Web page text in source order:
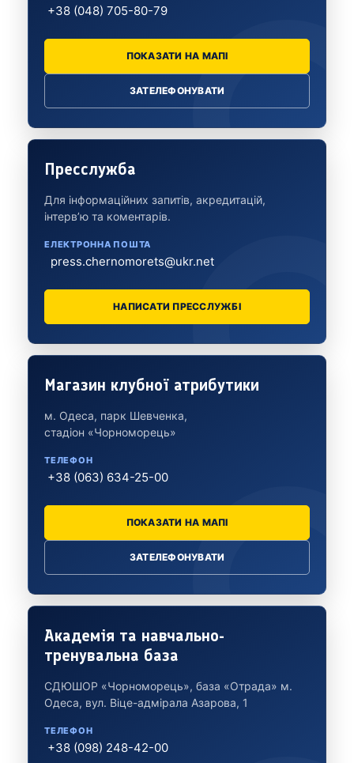
+38 (048) 705-80-79
ПОКАЗАТИ НА МАПІ
ЗАТЕЛЕФОНУВАТИ
Пресслужба
Для інформаційних запитів, акредитацій,
інтерв’ю та коментарів.
ЕЛЕКТРОННА ПОШТА
press.chernomorets@ukr.net
НАПИСАТИ ПРЕССЛУЖБІ
Магазин клубної атрибутики
м. Одеса, парк Шевченка,
стадіон «Чорноморець»
ТЕЛЕФОН
+38 (063) 634-25-00
ПОКАЗАТИ НА МАПІ
ЗАТЕЛЕФОНУВАТИ
Академія та навчально-
тренувальна база
СДЮШОР «Чорноморець», база «Отрада» м.
Одеса, вул. Віце-адмірала Азарова, 1
ТЕЛЕФОН
+38 (098) 248-42-00